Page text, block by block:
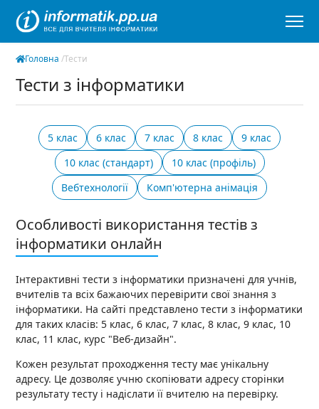
Головна /Тести
Тести з інформатики
5 клас 6 клас 7 клас 8 клас
9 клас
10 клас (стандарт)
10 клас (профіль)
Вебтехнології
Комп'ютерна анімація
Особливості використання тестів з
інформатики онлайн
Інтерактивні тести з інформатики призначені для учнів,
вчителів та всіх бажаючих перевірити свої знання з
інформатики. На сайті представлено тести з інформатики
для таких класів: 5 клас, 6 клас, 7 клас, 8 клас, 9 клас, 10
клас, 11 клас, курс "Веб-дизайн".
Кожен результат проходження тесту має унікальну
адресу. Це дозволяє учню скопіювати адресу сторінки
результату тесту і надіслати її вчителю на перевірку.